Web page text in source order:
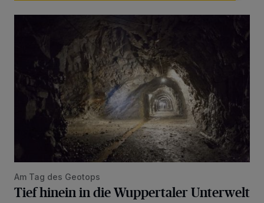
Am Tag des Geotops
Tief hinein in die Wuppertaler Unterwelt